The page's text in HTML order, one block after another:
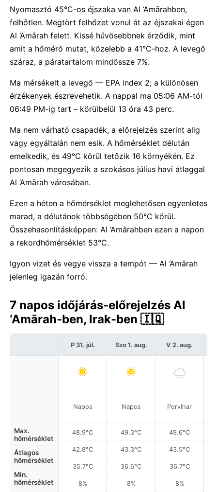
Nyomasztó 45°C-os éjszaka van Al ‘Amārahben,
felhőtlen. Megtört felhőzet vonul át az éjszakai égen
Al ‘Amārah felett. Kissé hűvösebbnek érződik, mint
amit a hőmérő mutat, közelebb a 41°C-hoz. A levegő
száraz, a páratartalom mindössze 7%.
Ma mérsékelt a levegő — EPA index 2; a különösen
érzékenyek észrevehetik. A nappal ma 05:06 AM-tól
06:49 PM-ig tart – körülbelül 13 óra 43 perc.
Ma nem várható csapadék, a előrejelzés szerint alig
vagy egyáltalán nem esik. A hőmérséklet délután
emelkedik, és 49°C körül tetőzik 16 környékén. Ez
pontosan megegyezik a szokásos július havi átlaggal
Al ‘Amārah városában.
Ezen a héten a hőmérséklet meglehetősen egyenletes
marad, a délutánok többségében 50°C körül.
Összehasonlításképpen: Al ‘Amārahben ezen a napon
a rekordhőmérséklet 53°C.
Igyon vizet és vegye vissza a tempót — Al ‘Amārah
jelenleg igazán forró.
7 napos időjárás-előrejelzés Al
‘Amārah-ben, Irak-ben 🇮🇶
Max.
hőmérséklet
Átlagos
hőmérséklet
Min.
hőmérséklet
P 31. júl.
Napos
48.9°C
42.8°C
35.7°C
8%
Szo 1. aug.
Napos
49.3°C
43.3°C
36.6°C
8%
V 2. aug.
Porvihar
49.6°C
43.5°C
36.7°C
8%